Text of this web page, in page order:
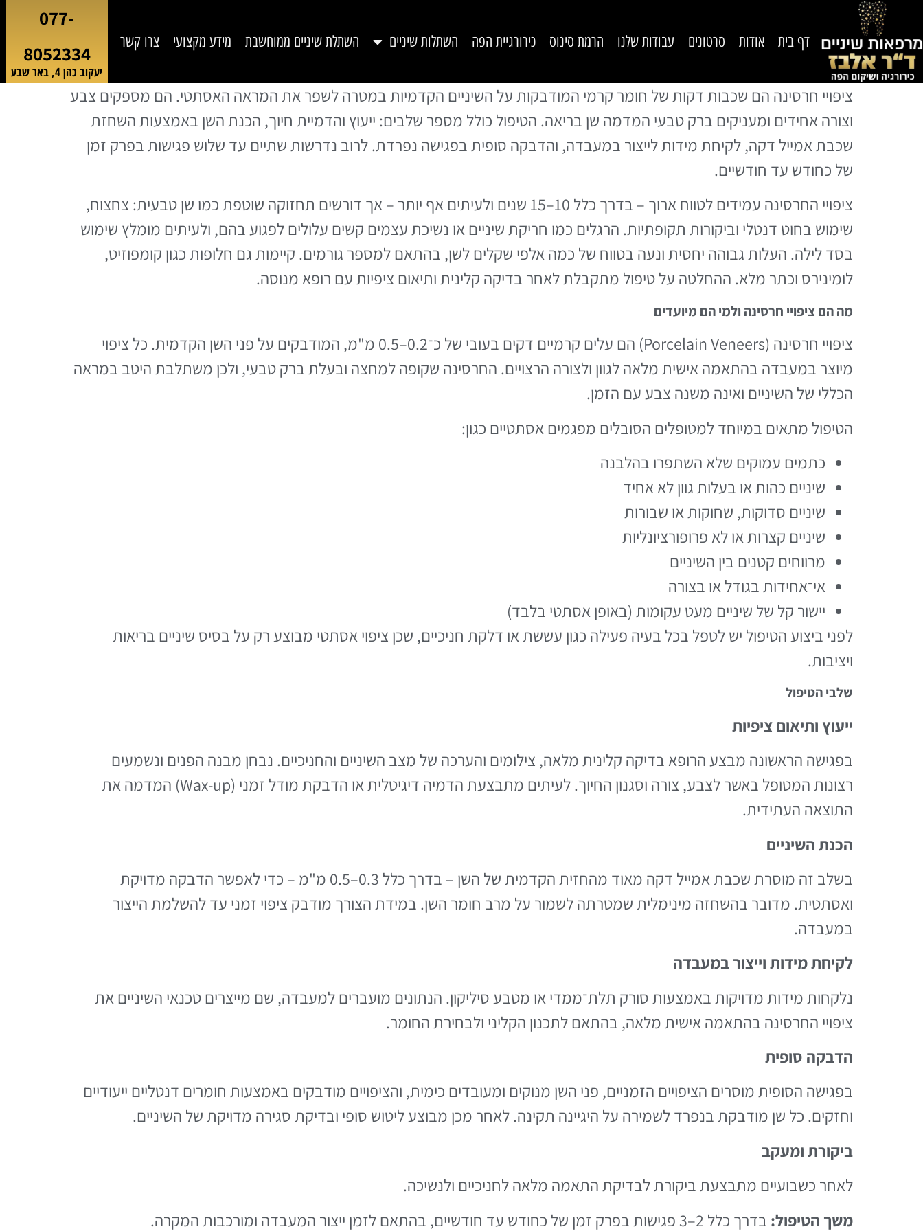
דף בית אודות סרטונים עבודות שלנו הרמת סינוס כירורגיית הפה השתלות שיניים השתלת שיניים ממוחשבת מידע מקצועי צרו קשר
077-
8052334
יעקוב כהן 4, באר שבע
ציפויי חרסינה הם שכבות דקות של חומר קרמי המודבקות על השיניים הקדמיות במטרה לשפר את המראה האסתטי. הם מספקים צבע
וצורה אחידים ומעניקים ברק טבעי המדמה שן בריאה. הטיפול כולל מספר שלבים: ייעוץ והדמיית חיוך, הכנת השן באמצעות השחזת
שכבת אמייל דקה, לקיחת מידות לייצור במעבדה, והדבקה סופית בפגישה נפרדת. לרוב נדרשות שתיים עד שלוש פגישות בפרק זמן
של כחודש עד חודשיים.
ציפויי החרסינה עמידים לטווח ארוך – בדרך כלל 10–15 שנים ולעיתים אף יותר – אך דורשים תחזוקה שוטפת כמו שן טבעית: צחצוח,
שימוש בחוט דנטלי וביקורות תקופתיות. הרגלים כמו חריקת שיניים או נשיכת עצמים קשים עלולים לפגוע בהם, ולעיתים מומלץ שימוש
בסד לילה. העלות גבוהה יחסית ונעה בטווח של כמה אלפי שקלים לשן, בהתאם למספר גורמים. קיימות גם חלופות כגון קומפוזיט,
לומינירס וכתר מלא. ההחלטה על טיפול מתקבלת לאחר בדיקה קלינית ותיאום ציפיות עם רופא מנוסה.
מה הם ציפויי חרסינה ולמי הם מיועדים
ציפויי חרסינה (Porcelain Veneers) הם עלים קרמיים דקים בעובי של כ־0.2–0.5 מ"מ, המודבקים על פני השן הקדמית. כל ציפוי
מיוצר במעבדה בהתאמה אישית מלאה לגוון ולצורה הרצויים. החרסינה שקופה למחצה ובעלת ברק טבעי, ולכן משתלבת היטב במראה
הכללי של השיניים ואינה משנה צבע עם הזמן.
הטיפול מתאים במיוחד למטופלים הסובלים מפגמים אסתטיים כגון:
כתמים עמוקים שלא השתפרו בהלבנה
שיניים כהות או בעלות גוון לא אחיד
שיניים סדוקות, שחוקות או שבורות
שיניים קצרות או לא פרופורציונליות
מרווחים קטנים בין השיניים
אי־אחידות בגודל או בצורה
יישור קל של שיניים מעט עקומות (באופן אסתטי בלבד)
לפני ביצוע הטיפול יש לטפל בכל בעיה פעילה כגון עששת או דלקת חניכיים, שכן ציפוי אסתטי מבוצע רק על בסיס שיניים בריאות
ויציבות.
שלבי הטיפול
ייעוץ ותיאום ציפיות
בפגישה הראשונה מבצע הרופא בדיקה קלינית מלאה, צילומים והערכה של מצב השיניים והחניכיים. נבחן מבנה הפנים ונשמעים
רצונות המטופל באשר לצבע, צורה וסגנון החיוך. לעיתים מתבצעת הדמיה דיגיטלית או הדבקת מודל זמני (Wax-up) המדמה את
התוצאה העתידית.
הכנת השיניים
בשלב זה מוסרת שכבת אמייל דקה מאוד מהחזית הקדמית של השן – בדרך כלל 0.3–0.5 מ"מ – כדי לאפשר הדבקה מדויקת
ואסתטית. מדובר בהשחזה מינימלית שמטרתה לשמור על מרב חומר השן. במידת הצורך מודבק ציפוי זמני עד להשלמת הייצור
במעבדה.
לקיחת מידות וייצור במעבדה
נלקחות מידות מדויקות באמצעות סורק תלת־ממדי או מטבע סיליקון. הנתונים מועברים למעבדה, שם מייצרים טכנאי השיניים את
ציפויי החרסינה בהתאמה אישית מלאה, בהתאם לתכנון הקליני ולבחירת החומר.
הדבקה סופית
בפגישה הסופית מוסרים הציפויים הזמניים, פני השן מנוקים ומעובדים כימית, והציפויים מודבקים באמצעות חומרים דנטליים ייעודיים
וחזקים. כל שן מודבקת בנפרד לשמירה על היגיינה תקינה. לאחר מכן מבוצע ליטוש סופי ובדיקת סגירה מדויקת של השיניים.
ביקורת ומעקב
לאחר כשבועיים מתבצעת ביקורת לבדיקת התאמה מלאה לחניכיים ולנשיכה.
משך הטיפול: בדרך כלל 2–3 פגישות בפרק זמן של כחודש עד חודשיים, בהתאם לזמן ייצור המעבדה ומורכבות המקרה.